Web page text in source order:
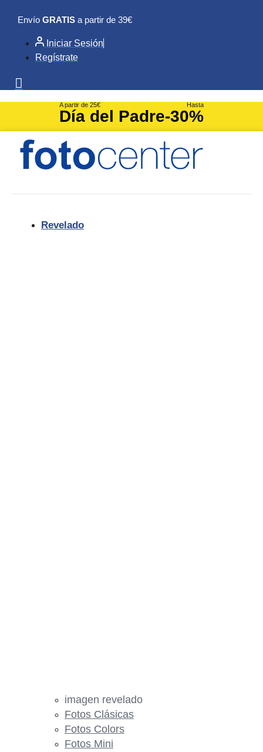
contenido
Envío GRATIS a partir de 39€
Iniciar Sesión
Regístrate
A partir de 25€
Día del Padre
Hasta
-30%
Revelado
imagen revelado
Fotos Clásicas
Fotos Colors
Fotos Mini